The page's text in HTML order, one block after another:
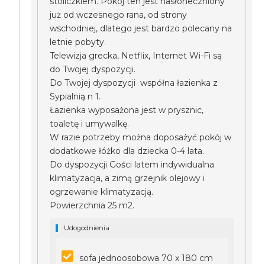
już od wczesnego rana, od strony
wschodniej, dlatego jest bardzo polecany na
letnie pobyty.
Telewizja grecka, Netflix, Internet Wi-Fi są
do Twojej dyspozycji.
Do Twojej dyspozycji współna łazienka z
Sypialnią n 1.
Łazienka wyposażona jest w prysznic,
toaletę i umywalkę.
W razie potrzeby można doposażyć pokój w
dodatkowe łóżko dla dziecka 0-4 lata.
Do dyspozycji Gości latem indywidualna
klimatyzacja, a zimą grzejnik olejowy i
ogrzewanie klimatyzacją.
Powierzchnia 25 m2.
Udogodnienia
sofa jednoosobowa 70 x 180 cm